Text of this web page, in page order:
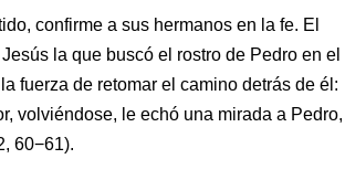
confirme a sus hermanos en la fe. El
la que buscó el rostro de Pedro en el
fuerza de retomar el camino detrás de él:
volviéndose, le echó una mirada a Pedro,
60−61).